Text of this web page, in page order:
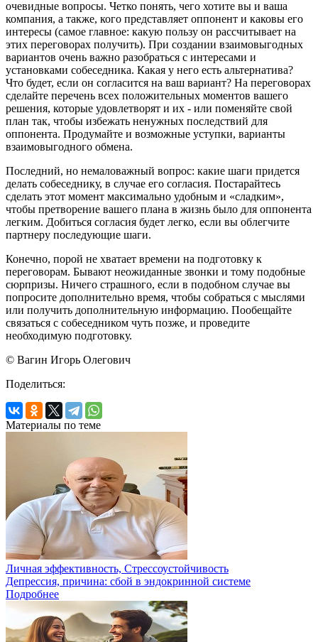
очевидные вопросы. Четко понять, чего хотите вы и ваша
компания, а также, кого представляет оппонент и каковы его
интересы (самое главное: какую пользу он рассчитывает на
этих переговорах получить). При создании взаимовыгодных
вариантов очень важно разобраться с интересами и
установками собеседника. Какая у него есть альтернатива?
Что будет, если он согласится на ваш вариант? На переговорах
сделайте перечень всех положительных моментов вашего
решения, которые удовлетворят и их - или поменяйте свой
план так, чтобы избежать ненужных последствий для
оппонента. Продумайте и возможные уступки, варианты
взаимовыгодного обмена.
Последний, но немаловажный вопрос: какие шаги придется
делать собеседнику, в случае его согласия. Постарайтесь
сделать этот момент максимально удобным и «сладким»,
чтобы претворение вашего плана в жизнь было для оппонента
легким. Добиться согласия будет легко, если вы облегчите
партнеру последующие шаги.
Конечно, порой не хватает времени на подготовку к
переговорам. Бывают неожиданные звонки и тому подобные
сюрпризы. Ничего страшного, если в подобном случае вы
попросите дополнительно время, чтобы собраться с мыслями
или получить дополнительную информацию. Пообещайте
связаться с собеседником чуть позже, и проведите
необходимую подготовку.
© Вагин Игорь Олегович
Поделиться:
Материалы по теме
Личная эффективность, Стрессоустойчивость
Депрессия, причина: сбой в эндокринной системе
Подробнее